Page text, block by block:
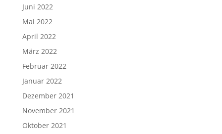
Juni 2022
Mai 2022
April 2022
März 2022
Februar 2022
Januar 2022
Dezember 2021
November 2021
Oktober 2021